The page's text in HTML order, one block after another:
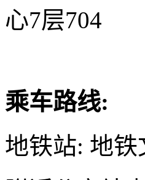
心7层704
乘车路线:
地铁站: 地